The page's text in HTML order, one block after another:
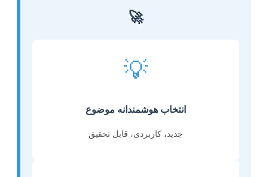
🚀
💡
انتخاب هوشمندانه موضوع
جدید، کاربردی، قابل تحقیق